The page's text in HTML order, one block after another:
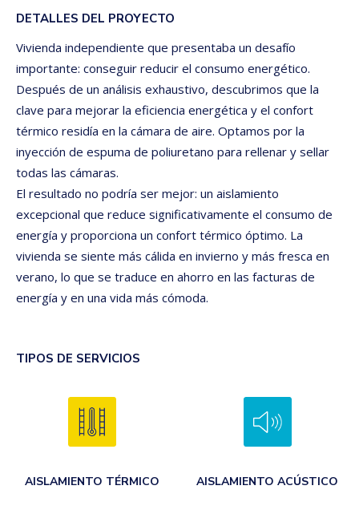
DETALLES DEL PROYECTO
Vivienda independiente que presentaba un desafío
importante: conseguir reducir el consumo energético.
Después de un análisis exhaustivo, descubrimos que la
clave para mejorar la eficiencia energética y el confort
térmico residía en la cámara de aire. Optamos por la
inyección de espuma de poliuretano para rellenar y sellar
todas las cámaras.
El resultado no podría ser mejor: un aislamiento
excepcional que reduce significativamente el consumo de
energía y proporciona un confort térmico óptimo. La
vivienda se siente más cálida en invierno y más fresca en
verano, lo que se traduce en ahorro en las facturas de
energía y en una vida más cómoda.
TIPOS DE SERVICIOS
AISLAMIENTO TÉRMICO AISLAMIENTO ACÚSTICO